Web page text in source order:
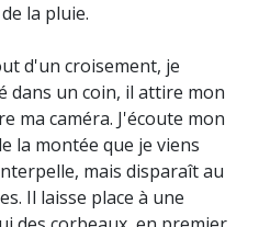
la pluie.
d'un croisement, je
dans un coin, il attire mon
ma caméra. J'écoute mon
la montée que je viens
mais disparaît au
Il laisse place à une